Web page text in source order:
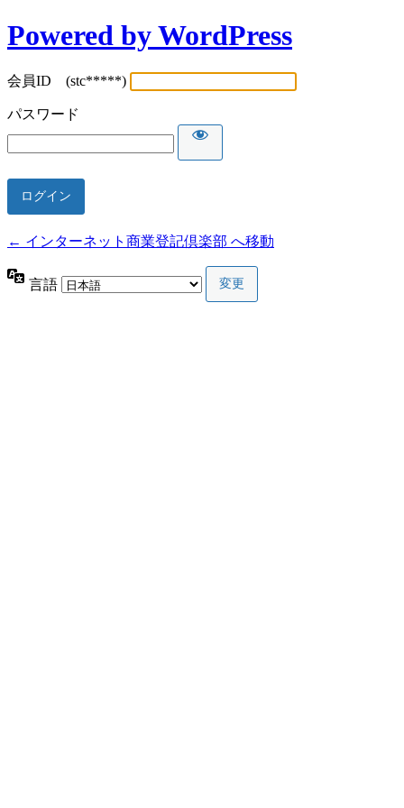
Powered by WordPress
会員ID (stc*****)
パスワード
← インターネット商業登記倶楽部 へ移動
言語